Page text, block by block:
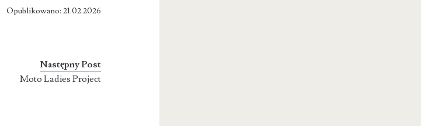
Opublikowano: 21.02.2026
Następny Post
Moto Ladies Project